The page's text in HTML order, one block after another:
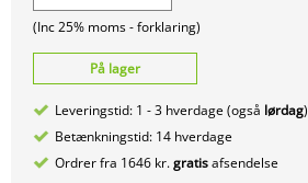
(Inc 25% moms -forklaring)
På lager
Leveringstid: 1 - 3 hverdage (også lørdag)
Betænkningstid: 14 hverdage
Ordrer fra 1646 kr.gratisafsendelse